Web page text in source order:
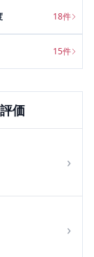
18件
15件
価
›
›